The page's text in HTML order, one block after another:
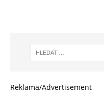
Reklama/Advertisement